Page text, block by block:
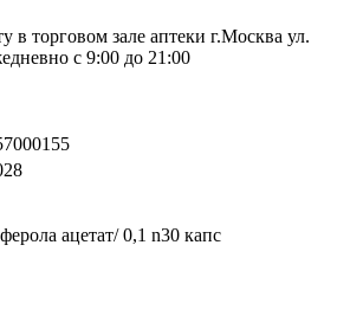
в торговом зале аптеки г.Москва ул.
с 9:00 до 21:00
ацетат/ 0,1 n30 капс